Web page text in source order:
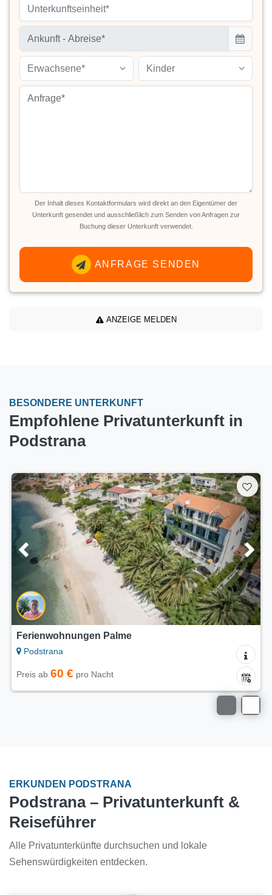
Unterkunftseinheit*
Erwachsene* Kinder
Der Inhalt dieses Kontaktformulars wird direkt an den Eigentümer der
Unterkunft gesendet und ausschließlich zum Senden von Anfragen zur
Buchung dieser Unterkunft verwendet.
ANFRAGE SENDEN
ANZEIGE MELDEN
BESONDERE UNTERKUNFT
Empfohlene Privatunterkunft in
Podstrana
Ferienwohnungen Palme
Podstrana
Preis ab 60 € pro Nacht
ERKUNDEN PODSTRANA
Podstrana – Privatunterkunft &
Reiseführer
Alle Privatunterkünfte durchsuchen und lokale
Sehenswürdigkeiten entdecken.